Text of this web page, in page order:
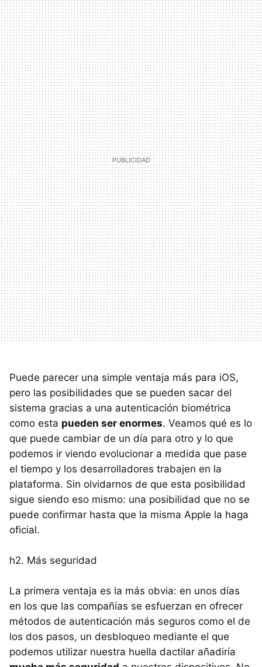
Puede parecer una simple ventaja más para iOS,
pero las posibilidades que se pueden sacar del
sistema gracias a una autenticación biométrica
como esta pueden ser enormes. Veamos qué es lo
que puede cambiar de un día para otro y lo que
podemos ir viendo evolucionar a medida que pase
el tiempo y los desarrolladores trabajen en la
plataforma. Sin olvidarnos de que esta posibilidad
sigue siendo eso mismo: una posibilidad que no se
puede confirmar hasta que la misma Apple la haga
oficial.
h2. Más seguridad
La primera ventaja es la más obvia: en unos días
en los que las compañías se esfuerzan en ofrecer
métodos de autenticación más seguros como el de
los dos pasos, un desbloqueo mediante el que
podemos utilizar nuestra huella dactilar añadiría